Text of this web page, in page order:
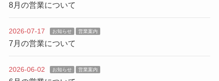
8月の営業について
2026-07-17 お知らせ 営業案内
7月の営業について
2026-06-02 お知らせ 営業案内